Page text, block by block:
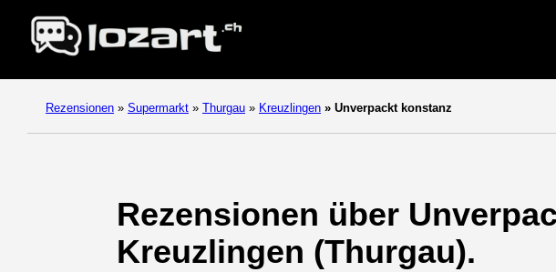
Rezensionen » Supermarkt » Thurgau » Kreuzlingen » Unverpackt konstanz
Rezensionen über
Kreuzlingen (Thurgau).